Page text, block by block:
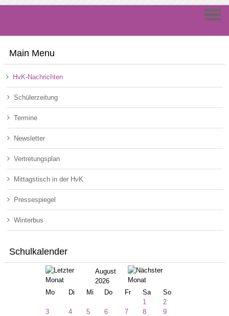
Main Menu
HvK-Nachrichten
Schülerzeitung
Termine
Newsletter
Vertretungsplan
Mittagstisch in der HvK
Pressespiegel
Winterbus
Schulkalender
August
2026
Mo
Di Mi Do Fr Sa
So
1
2
3
4 5 6 7 8
9